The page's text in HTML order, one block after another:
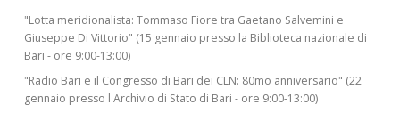
"Lotta meridionalista: Tommaso Fiore tra Gaetano Salvemini e
Giuseppe Di Vittorio" (15 gennaio presso la Biblioteca nazionale di
Bari - ore 9:00-13:00)
"Radio Bari e il Congresso di Bari dei CLN: 80mo anniversario" (22
gennaio presso l'Archivio di Stato di Bari - ore 9:00-13:00)